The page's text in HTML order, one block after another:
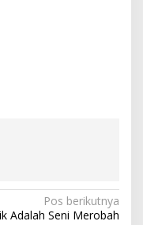
Pos berikutnya
Adalah Seni Merobah